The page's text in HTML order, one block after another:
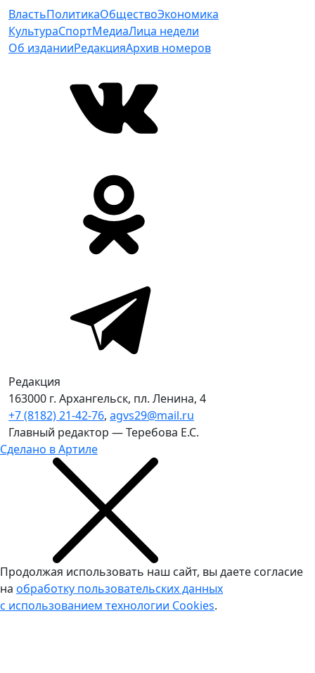
ВластьПолитикаОбществоЭкономика
КультураСпортМедиаЛица недели
Об изданииРедакцияАрхив номеров
Редакция
163000 г. Архангельск, пл. Ленина, 4
+7 (8182) 21-42-76, agvs29@mail.ru
Главный редактор — Теребова Е.С.
Сделано в Артиле
Продолжая использовать наш сайт, вы даете согласие
на обработку пользовательских данных
с использованием технологии Cookies.